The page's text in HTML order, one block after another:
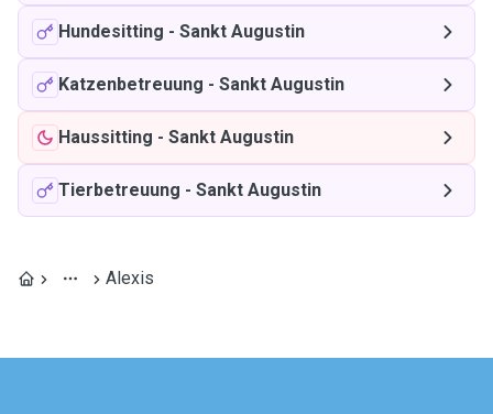
Hundesitting - Sankt Augustin
Katzenbetreuung - Sankt Augustin
Haussitting - Sankt Augustin
Tierbetreuung - Sankt Augustin
Alexis